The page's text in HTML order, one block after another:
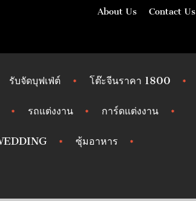
About Us Contact Us
รับจัดบุฟเฟ่ต์ โต๊ะจีนราคา 1800
รถแต่งงาน การ์ดแต่งงาน
ซุ้มอาหาร